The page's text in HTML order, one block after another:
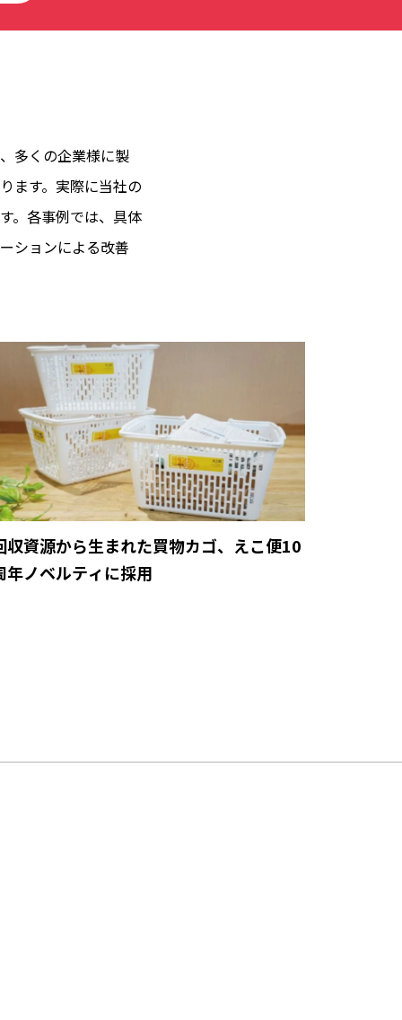
多くの企業様に製
ます。実際に当社の
。各事例では、具体
ションによる改善
収資源から生まれた買物カゴ、えこ便10
年ノベルティに採用